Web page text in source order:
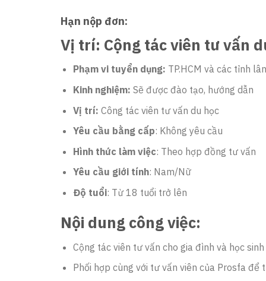
Hạn nộp đơn:
Vị trí: Cộng tác viên tư vấn
Phạm vi tuyển dụng: TP.HCM và các tỉnh
Kinh nghiệm: Sẽ được đào tạo, hướng dẫn
Vị trí: Công tác viên tư vấn du học
Yêu cầu bằng cấp: Không yêu cầu
Hình thức làm việc: Theo hợp đồng tư vấn
Yêu cầu giới tính: Nam/Nữ
Độ tuổi: Từ 18 tuổi trở lên
Nội dung công việc:
Cộng tác viên tư vấn cho gia đình và học
Phối hợp cùng với tư vấn viên của Prosfa